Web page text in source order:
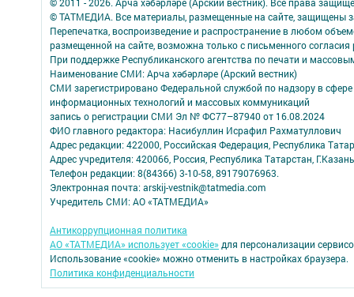
© ТАТМЕДИА. Все материалы, размещенные на сайте, защищены
Перепечатка, воспроизведение и распространение в любом
размещенной на сайте, возможна только с письменного
При поддержке Республиканского агентства по печати и
Наименование СМИ: Арча хәбәрләре (Арский вестник)
СМИ зарегистрировано Федеральной службой по надзору в сфере
информационных технологий и массовых коммуникаций
запись о регистрации СМИ Эл № ФС77–87940 от 16.08.2024
ФИО главного редактора: Насибуллин Исрафил Рахматуллович
Адрес редакции: 422000, Российская Федерация, Республика
Адрес учредителя: 420066, Россия, Республика Татарстан,
Телефон редакции: 8(84366) 3-10-58, 89179076963.
Электронная почта: arskij-vestnik@tatmedia.com
Учредитель СМИ: АО «ТАТМЕДИА»
Антикоррупционная политика
АО «ТАТМЕДИА» использует «cookie» для персонализации
Использование «cookie» можно отменить в настройках браузера.
Политика конфиденциальности